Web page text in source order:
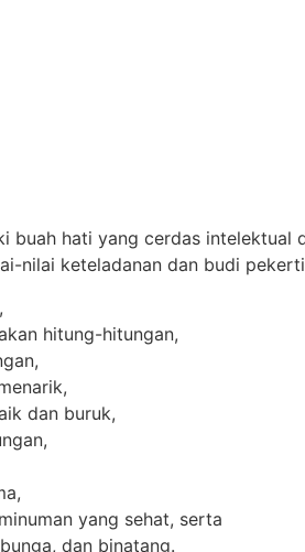
buah hati yang cerdas intelektual
nilai keteladanan dan budi
hitung-hitungan,
dan buruk,
yang sehat, serta
dan binatang.